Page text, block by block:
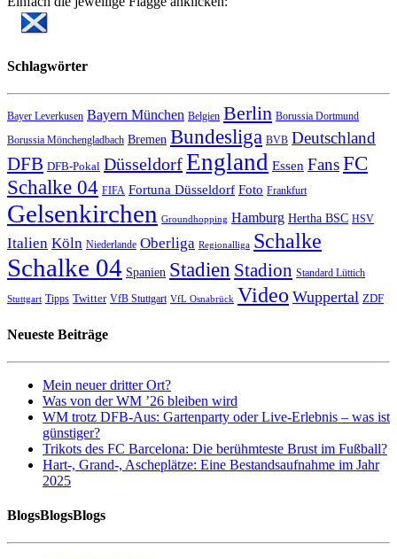
Schlagwörter
Bayer Leverkusen Bayern München Belgien Berlin Borussia Dortmund
Borussia Mönchengladbach Bremen Bundesliga BVB Deutschland
DFB DFB-Pokal DüsseldorfEngland Essen FansFC
Schalke 04 FIFA Fortuna Düsseldorf Foto Frankfurt
Gelsenkirchen Groundhopping Hamburg Hertha BSC HSV
Italien Köln Niederlande Oberliga Regionalliga Schalke
Schalke 04 Spanien Stadien Stadion Standard Lüttich
Stuttgart Tipps Twitter VfB Stuttgart VfL Osnabrück Video Wuppertal ZDF
Neueste Beiträge
Mein neuer dritter Ort?
Was von der WM ’26 bleiben wird
WM trotz DFB-Aus: Gartenparty oder Live-Erlebnis – was ist
günstiger?
Trikots des FC Barcelona: Die berühmteste Brust im Fußball?
Hart-, Grand-, Ascheplätze: Eine Bestandsaufnahme im Jahr
2025
BlogsBlogsBlogs